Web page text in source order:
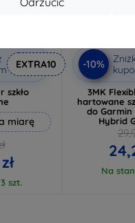
EXTRA10
szkło
miarę
szt.
-10%
3MK
hartowane
do Garmin
Hybrid
Na